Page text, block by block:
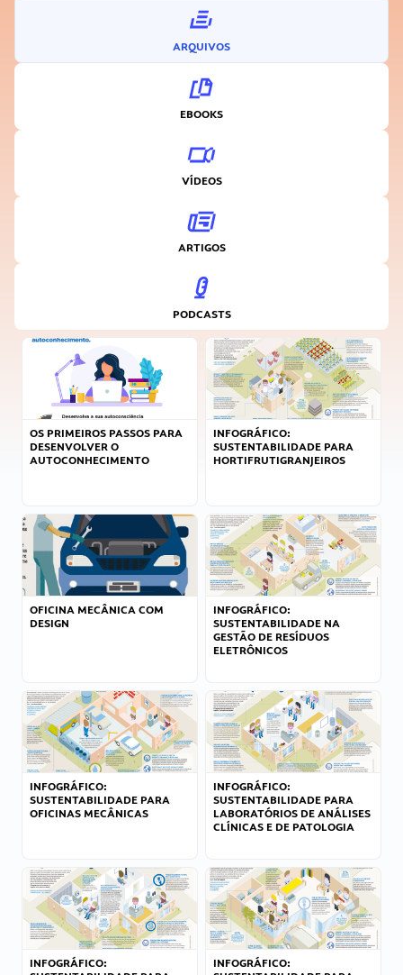
ARQUIVOS
EBOOKS
VÍDEOS
ARTIGOS
PODCASTS
OS PRIMEIROS PASSOS PARA
DESENVOLVER O
AUTOCONHECIMENTO
INFOGRÁFICO:
SUSTENTABILIDADE PARA
HORTIFRUTIGRANJEIROS
OFICINA MECÂNICA COM
DESIGN
INFOGRÁFICO:
SUSTENTABILIDADE NA
GESTÃO DE RESÍDUOS
ELETRÔNICOS
INFOGRÁFICO:
SUSTENTABILIDADE PARA
OFICINAS MECÂNICAS
INFOGRÁFICO:
SUSTENTABILIDADE PARA
LABORATÓRIOS DE ANÁLISES
CLÍNICAS E DE PATOLOGIA
INFOGRÁFICO:
INFOGRÁFICO: